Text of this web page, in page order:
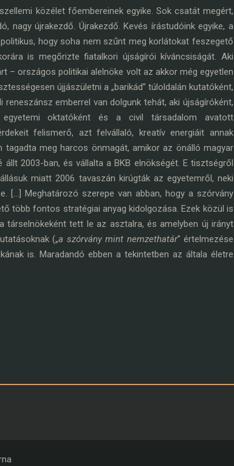
közélet főembereinek egyike. Sok csatát megért,
nagy újrakezdő. Újrakezdő. Kevés írástudóink egyike, a
hogy soha nem szűnt meg korlátokat feszegető
is megőrizte fiatalkori újságírói kíváncsiságát. Aki
– országos politikai alelnöke volt az akkor még egyetlen
újjászületni a „barikád” túloldalán kutatóként,
emberrel van dolgunk tehát, aki újságíróként,
egyetemi oktatóként és a civil társadalom avatott
felismerő, azt felvállaló, kreatív energiáit annak
meg harcos önmagát, amikor az önálló magyar
2003-ban, és vállalta a BKB elnökségét. E tisztségről
miatt 2006 tavaszán kirúgták az egyetemről, neki
[…] Meghatározó szerepe van abban, hogy a szórvány
több fontos stratégiai anyag kidolgozása. Ezek közül is
társelnökeként tett le az asztalra, és amelyben új irányt
(„a szórvány mint nemzethatár” értelmezése
is. Maradandó ebben a tekintetben az általa életre